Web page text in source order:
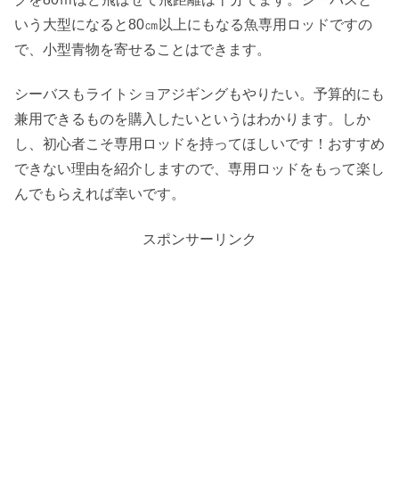
いう大型になると80㎝以上にもなる魚専用ロッドですの
で、小型青物を寄せることはできます。
シーバスもライトショアジギングもやりたい。予算的にも
兼用できるものを購入したいというはわかります。しか
し、初心者こそ専用ロッドを持ってほしいです！おすすめ
できない理由を紹介しますので、専用ロッドをもって楽し
んでもらえれば幸いです。
スポンサーリンク